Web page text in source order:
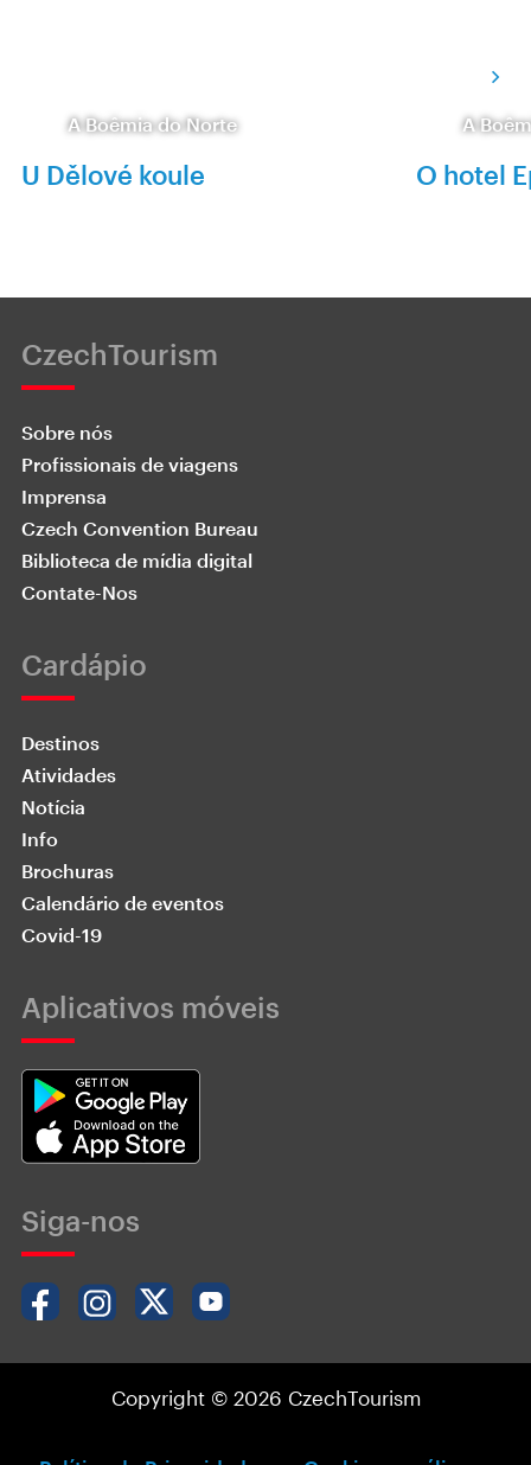
A Boêmia do Norte
U Dělové koule
A
O hotel
CzechTourism
Sobre nós
Profissionais de viagens
Imprensa
Czech Convention Bureau
Biblioteca de mídia digital
Contate-Nos
Cardápio
Destinos
Atividades
Notícia
Info
Brochuras
Calendário de eventos
Covid-19
Aplicativos móveis
Siga-nos
Copyright © 2026 CzechTourism